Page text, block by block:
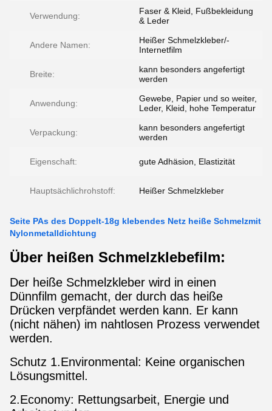
Verwendung:
Faser & Kleid, Fußbekleidung
& Leder
Andere Namen:
Heißer Schmelzkleber/-
Internetfilm
Breite:
kann besonders angefertigt
werden
Anwendung:
Gewebe, Papier und so weiter,
Leder, Kleid, hohe Temperatur
Verpackung:
kann besonders angefertigt
werden
Eigenschaft: gute Adhäsion, Elastizität
Hauptsächlichrohstoff: Heißer Schmelzkleber
Seite PAs des Doppelt-18g klebendes Netz heiße Schmelzmit
Nylonmetalldichtung
Über heißen Schmelzklebefilm:
Der heiße Schmelzkleber wird in einen
Dünnfilm gemacht, der durch das heiße
Drücken verpfändet werden kann. Er kann
(nicht nähen) im nahtlosen Prozess verwendet
werden.
Schutz 1.Environmental: Keine organischen
Lösungsmittel.
2.Economy: Rettungsarbeit, Energie und